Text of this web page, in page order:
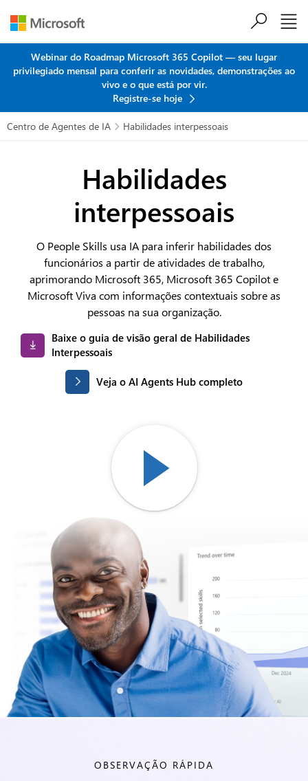
Webinar do Roadmap Microsoft 365 Copilot — seu lugar
privilegiado mensal para conferir as novidades, demonstrações ao
vivo e o que está por vir.
Registre-se hoje
Centro de Agentes de IA  Habilidades interpessoais
Habilidades
interpessoais
O People Skills usa IA para inferir habilidades dos
funcionários a partir de atividades de trabalho,
aprimorando Microsoft 365, Microsoft 365 Copilot e
Microsoft Viva com informações contextuais sobre as
pessoas na sua organização.
Baixe o guia de visão geral de Habilidades
Interpessoais
Veja o AI Agents Hub completo

OBSERVAÇÃO RÁPIDA